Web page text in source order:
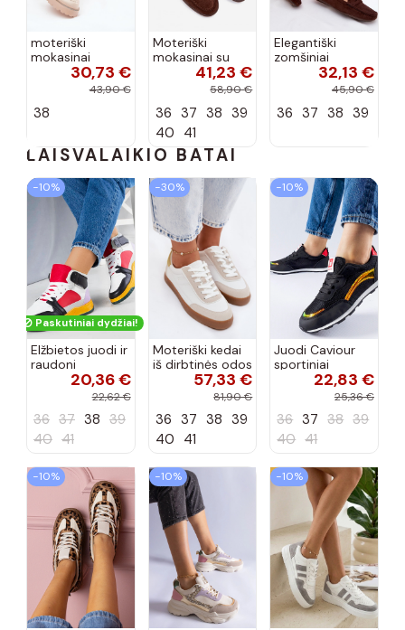
moteriški
mokasinai
dirbtinės odos
su tviskančiomis
spalvos INilamla
30,73 €
43,90 €
38
Moteriški
mokasinai su
sagtimis41,23 €
58,90 €
36 37 38 39
40 41
Elegantiški
zomšiniai
mokasinai32,13 €
45,90 €
36 37 38 39
LAISVALAIKIO BATAI
−10%
Paskutiniai dydžiai!
Elžbietos juodi ir
raudoni
aukštakulniai
sportbačiai
20,36 €
22,62 €
36 37 38 39
40 41
−30%
Moteriški kedai
iš dirbtinės odos
Big Star
TT274310 baltos
57,33 €
81,90 €
36 37 38 39
40 41
−10%
Juodi Caviour
sportiniai
sportbačiai22,83 €
25,36 €
36 37 38 39
40 41
−10% −10% −10%